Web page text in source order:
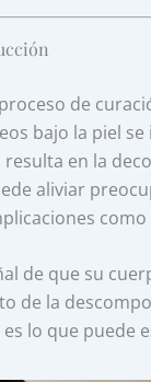
de
bajo la piel
en la
aliviar
como
de que su
de la
lo que puede